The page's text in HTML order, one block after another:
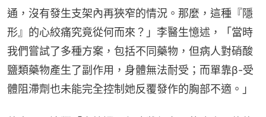
通，沒有發生支架內再狹窄的情況。那麼，這種『隱
形』的心絞痛究竟從何而來？」李醫生憶述，「當時
我們嘗試了多種方案，包括不同藥物，但病人對硝酸
鹽類藥物產生了副作用，身體無法耐受；而單靠β-受
體阻滯劑也未能完全控制她反覆發作的胸部不適。」